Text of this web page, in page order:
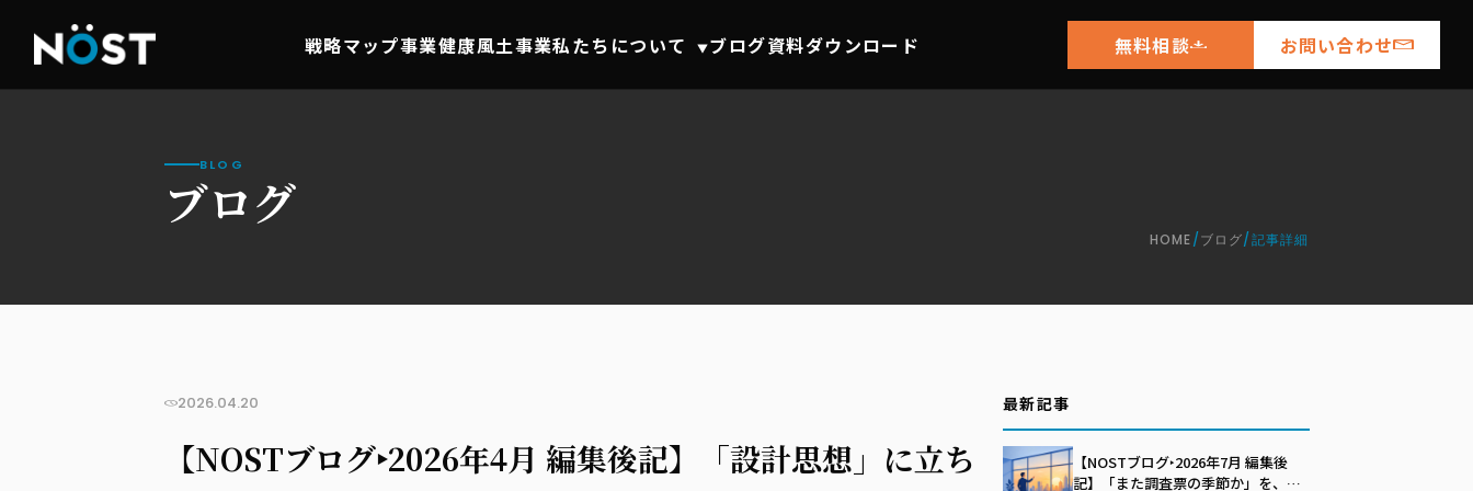
戦略マップ事業健康風土事業私たちについて ▼ブログ資料ダウンロード 無料相談 お問い合わせ
BLOG
ブログ
HOME/ブログ/記事詳細
2026.04.20
【NOSTブログ‣2026年4月 編集後記】「設計思想」に立ち
最新記事
【NOSTブログ‣2026年7月 編集後
記】「また調査票の季節か」を、自